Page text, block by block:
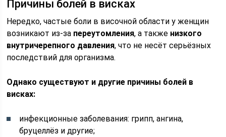
Причины болей в висках
Нередко, частые боли в височной области у женщин
возникают из-за переутомления, а также низкого
внутричерепного давления, что не несёт серьёзных
последствий для организма.
Однако существуют и другие причины болей в
висках:
инфекционные заболевания: грипп, ангина,
бруцеллёз и другие;